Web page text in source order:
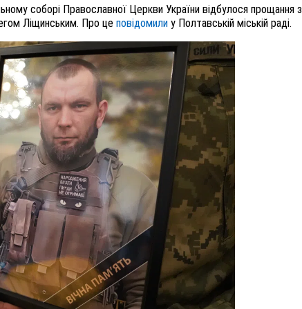
соборі Православної Церкви України відбулося прощання з
Ліщинським. Про це повідомили у Полтавській міській раді.